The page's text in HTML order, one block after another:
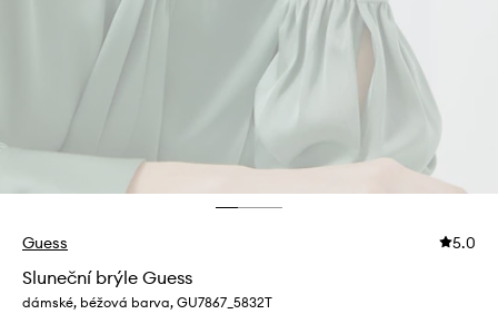
Guess 5.0
Sluneční brýle Guess
dámské, béžová barva, GU7867_5832T